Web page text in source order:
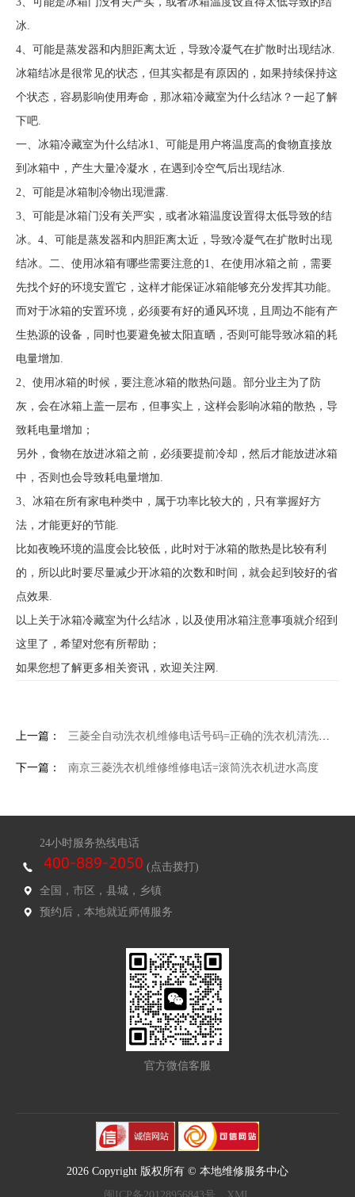
冰.
4、可能是蒸发器和内胆距离太近，导致冷凝气在扩散时出现结冰.
冰箱结冰是很常见的状态，但其实都是有原因的，如果持续保持这
个状态，容易影响使用寿命，那冰箱冷藏室为什么结冰？一起了解
下吧.
一、冰箱冷藏室为什么结冰1、可能是用户将温度高的食物直接放
到冰箱中，产生大量冷凝水，在遇到冷空气后出现结冰.
2、可能是冰箱制冷物出现泄露.
3、可能是冰箱门没有关严实，或者冰箱温度设置得太低导致的结
冰。4、可能是蒸发器和内胆距离太近，导致冷凝气在扩散时出现
结冰。二、使用冰箱有哪些需要注意的1、在使用冰箱之前，需要
先找个好的环境安置它，这样才能保证冰箱能够充分发挥其功能。
而对于冰箱的安置环境，必须要有好的通风环境，且周边不能有产
生热源的设备，同时也要避免被太阳直晒，否则可能导致冰箱的耗
电量增加.
2、使用冰箱的时候，要注意冰箱的散热问题。部分业主为了防
灰，会在冰箱上盖一层布，但事实上，这样会影响冰箱的散热，导
致耗电量增加；
另外，食物在放进冰箱之前，必须要提前冷却，然后才能放进冰箱
中，否则也会导致耗电量增加.
3、冰箱在所有家电种类中，属于功率比较大的，只有掌握好方
法，才能更好的节能.
比如夜晚环境的温度会比较低，此时对于冰箱的散热是比较有利
的，所以此时要尽量减少开冰箱的次数和时间，就会起到较好的省
点效果.
以上关于冰箱冷藏室为什么结冰，以及使用冰箱注意事项就介绍到
这里了，希望对您有所帮助；
如果您想了解更多相关资讯，欢迎关注网.
上一篇： 三菱全自动洗衣机维修电话号码=正确的洗衣机清洗方法
下一篇： 南京三菱洗衣机维修维修电话=滚筒洗衣机进水高度
24小时服务热线电话
(点击拨打)
全国，市区，县城，乡镇
预约后，本地就近师傅服务
官方微信客服
2026 Copyright 版权所有 © 本地维修服务中心